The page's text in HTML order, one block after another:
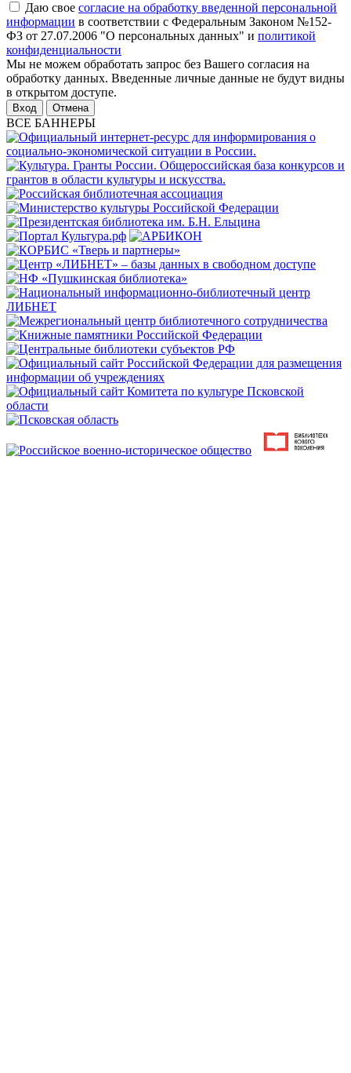
Даю свое согласие на обработку введенной персональной
информации в соответствии с Федеральным Законом №152-
ФЗ от 27.07.2006 "О персональных данных" и политикой
конфиденциальности
Мы не можем обработать запрос без Вашего согласия на
обработку данных. Введенные личные данные не будут видны
в открытом доступе.
Отмена
ВСЕ БАННЕРЫ